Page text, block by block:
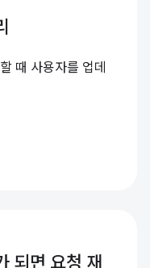
때 사용자를 업데
되면 요청 재